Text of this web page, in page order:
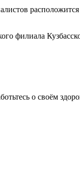
расположится
филиала
о своём